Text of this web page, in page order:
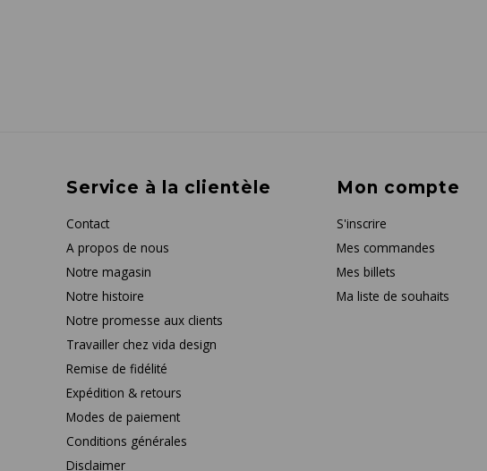
Service à la clientèle
Contact
A propos de nous
Notre magasin
Notre histoire
Notre promesse aux clients
Travailler chez vida design
Remise de fidélité
Expédition & retours
Modes de paiement
Conditions générales
Disclaimer
Mon compte
S'inscrire
Mes commandes
Mes billets
Ma liste de souhaits